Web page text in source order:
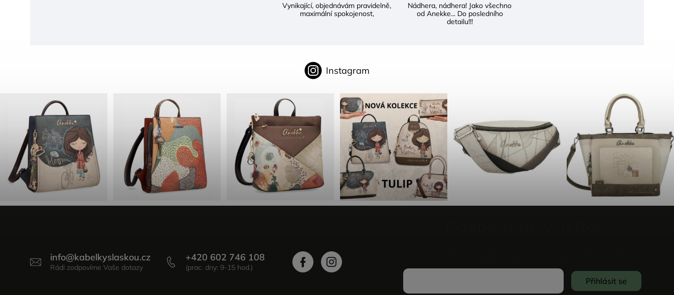
Vynikající, objednávám pravidelně,
maximální spokojenost,
Nádhera, nádhera! Jako všechno
od Anekke... Do posledního
detailu!!!
Instagram
info@kabelkyslaskou.cz +420 602 746 108
Přihlásit se